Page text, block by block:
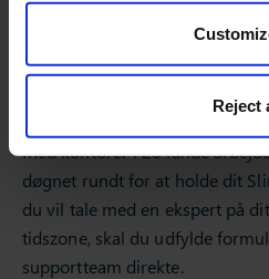
Reject
problemfrit. Derfor er vores
altid klar til at tilbyde 5-
Med kontorer i 28 lande
døgnet rundt for at holde dit
du vil tale med en ekspert på
tidszone, skal du udfylde
supportteam direkte.